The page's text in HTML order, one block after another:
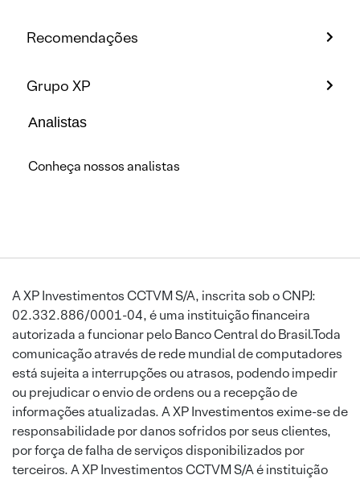
Recomendações
Grupo XP
Analistas
Conheça nossos analistas
A XP Investimentos CCTVM S/A, inscrita sob o CNPJ:
02.332.886/0001-04, é uma instituição financeira
autorizada a funcionar pelo Banco Central do Brasil.Toda
comunicação através de rede mundial de computadores
está sujeita a interrupções ou atrasos, podendo impedir
ou prejudicar o envio de ordens ou a recepção de
informações atualizadas. A XP Investimentos exime-se de
responsabilidade por danos sofridos por seus clientes,
por força de falha de serviços disponibilizados por
terceiros. A XP Investimentos CCTVM S/A é instituição